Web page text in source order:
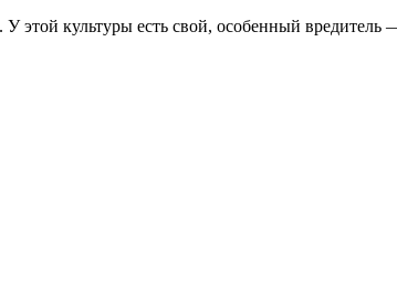
этой культуры есть свой, особенный вредитель